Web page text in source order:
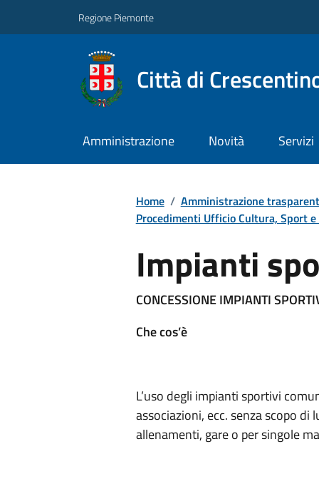
Regione Piemonte
Città di
Amministrazione Novità Servizi
Home / Amministrazione
Procedimenti Ufficio Cultura, Sport e
Impianti
CONCESSIONE IMPIANTI
Che cos’è
L’uso degli impianti sportivi
associazioni, ecc. senza scopo
allenamenti, gare o per singole